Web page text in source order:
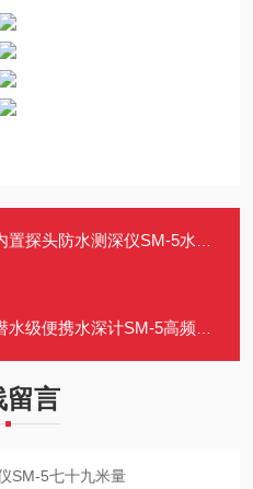
探头防水测深仪SM-5水下直读
级便携水深计SM-5高频精准测
留言